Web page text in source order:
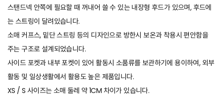
스탠드넥 안쪽에 필요할 때 꺼내어 쓸 수 있는 내장형 후드가 있으며, 후드에
는 스트링이 달려있습니다.
소매 커프스, 밑단 스트링 등의 디자인으로 방한시 보온과 착용시 편안함을
주는 구조로 설계되었습니다.
사이드 포켓과 내부 포켓이 있어 활동시 소품류를 보관하기에 용이하여, 외부
활동 및 일상생활에서 활용도 높은 제품입니다.
XS / S 사이즈는 소매 둘레 약 1CM 차이가 있습니다.